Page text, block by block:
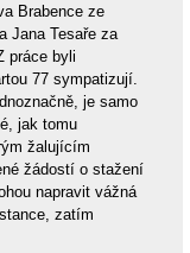
Brabence ze
Jana Tesaře za
práce byli
77 sympatizují.
je samo
jak tomu
žalujícím
žádostí o stažení
napravit vážná
zatím